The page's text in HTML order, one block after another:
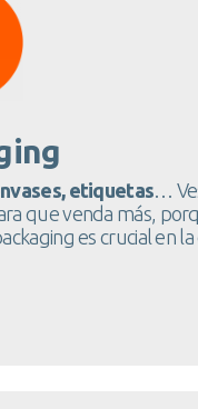
etiquetas…
que venda más,
es crucial en la